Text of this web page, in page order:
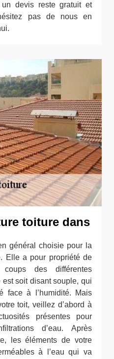
devis reste gratuit et
pas de nous en
toiture dans
général choisie pour la
Elle a pour propriété de
des différentes
soit disant souple, qui
face à l’humidité. Mais
toit, veillez d’abord à
présentes pour
d’eau. Après
les éléments de votre
à l’eau qui va